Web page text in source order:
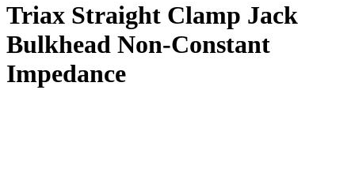
Triax Straight Clamp Jack
Bulkhead Non-Constant
Impedance